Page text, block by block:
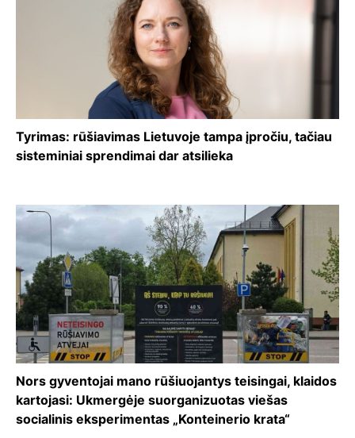
Tyrimas: rūšiavimas Lietuvoje tampa įpročiu, tačiau
sisteminiai sprendimai dar atsilieka
Nors gyventojai mano rūšiuojantys teisingai, klaidos
kartojasi: Ukmergėje suorganizuotas viešas
socialinis eksperimentas „Konteinerio krata“